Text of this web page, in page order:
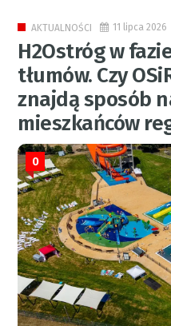
AKTUALNOŚCI 11 lipca 2026
H2Ostróg w
tłumów. Czy
znajdą sposób
mieszkańców
0